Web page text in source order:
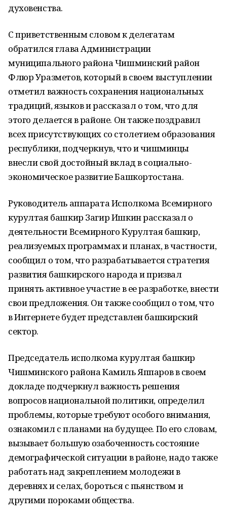
духовенства.
С приветственным словом к делегатам
обратился глава Администрации
муниципального района Чишминский район
Флюр Уразметов, который в своем выступлении
отметил важность сохранения национальных
традиций, языков и рассказал о том, что для
этого делается в районе. Он также поздравил
всех присутствующих со столетием образования
республики, подчеркнув, что и чишминцы
внесли свой достойный вклад в социально-
экономическое развитие Башкортостана.
Руководитель аппарата Исполкома Всемирного
курултая башкир Загир Ишкин рассказал о
деятельности Всемирного Курултая башкир,
реализуемых программах и планах, в частности,
сообщил о том, что разрабатывается стратегия
развития башкирского народа и призвал
принять активное участие в ее разработке, внести
свои предложения. Он также сообщил о том, что
в Интернете будет представлен башкирский
сектор.
Председатель исполкома курултая башкир
Чишминского района Камиль Яппаров в своем
докладе подчеркнул важность решения
вопросов национальной политики, определил
проблемы, которые требуют особого внимания,
ознакомил с планами на будущее. По его словам,
вызывает большую озабоченность состояние
демографической ситуации в районе, надо также
работать над закреплением молодежи в
деревнях и селах, бороться с пьянством и
другими пороками общества.